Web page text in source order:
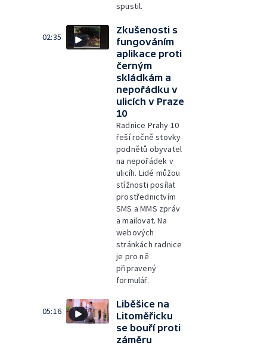
spustil.
02:35
Zkušenosti s
fungováním
aplikace proti
černým
skládkám a
nepořádku v
ulicích v Praze
10
Radnice Prahy 10
řeší ročně stovky
podnětů obyvatel
na nepořádek v
ulicíh. Lidé můžou
stížnosti posílat
prostřednictvím
SMS a MMS zpráv
a mailovat. Na
webových
stránkách radnice
je pro ně
připravený
formulář.
05:16
Liběšice na
Litoměřicku
se bouří proti
záměru